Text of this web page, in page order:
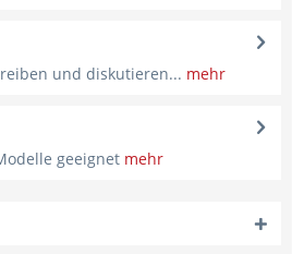
und diskutieren... mehr
geeignet mehr